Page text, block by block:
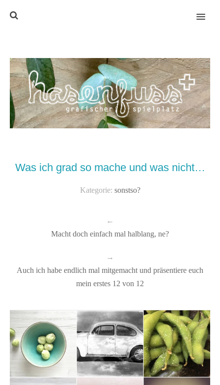
MENU
Was ich grad so mache und was nicht…
Kategorie: sonstso?
←
Macht doch einfach mal halblang, ne?
→
Auch ich habe endlich mal mitgemacht und präsentiere euch
mein erstes 12 von 12